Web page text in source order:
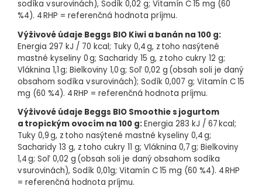
buď priamo alebo použite plastovú lyžičku.
skladujte v chladničke a spotrebujte do 48 hodín. Minimálna
trvanlivosť do: viď zadná strana obalu.
O značke: Sme Beggs. Tvorcovia a spokojní rodičia, ktorí rastú
spolu so svojimi deťmi. Rodičovstvo nevnímame ako povinnosť.
Pre nás sú deti najlepšími učiteľmi. Ukazujú nám, aké dôležité
je v živote spomaliť, byť pozorný a užívať si každý deň. Náš cieľ
ktoré by rozumeli deťom. Na základe toho vznikli pilotné
receptúry detských mliek, príkrmov či nápojov. Sme hrdí na to,
že iniciátormi a tvorcami Beggs sú mindfulness rodičia. Aktívni,
všímaví a úprimne milujúci ľudia, ktorí žijú pre svoje deti tu a
teraz. Pretože šťastné detstvo sa začína šťastným
rodičovstvom.
sodíka v surovinách), Sodík 0,02 g; Vitamín C 15 mg (60
%4). 4 RHP = referenčná hodnota príjmu.
Výživové údaje Beggs BIO Kiwi a banán na 100 g:
Energia 297 kJ / 70 kcal; Tuky 0,4 g, z toho nasýtené
mastné kyseliny 0 g; Sacharidy 15 g, z toho cukry 12 g;
Vláknina 1,1 g; Bielkoviny 1,0 g; Soľ 0,02 g (obsah soli je daný
obsahom sodíka v surovinách); Sodík 0,007 g; Vitamín C 15
mg (60 %4). 4 RHP = referenčná hodnota príjmu.
Výživové údaje Beggs BIO Smoothie s jogurtom
a tropickým ovocím na 100 g:Energia 283 kJ / 67 kcal;
Tuky 0,9 g, z toho nasýtené mastné kyseliny 0,4 g;
Sacharidy 13 g, z toho cukry 11 g; Vláknina 0,7 g; Bielkoviny
1,4 g; Soľ 0,02 g (obsah soli je daný obsahom sodíka
v surovinách), Sodík 0,01g; Vitamín C 15 mg (60 %4). 4 RHP
= referenčná hodnota príjmu.